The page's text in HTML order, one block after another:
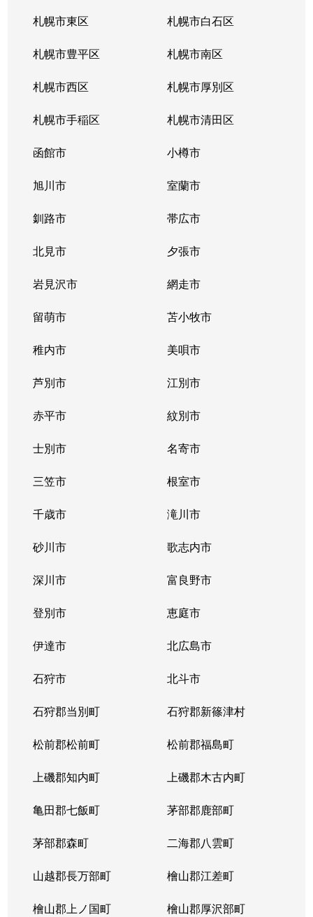
札幌市東区 札幌市白石区
札幌市豊平区 札幌市南区
札幌市西区 札幌市厚別区
札幌市手稲区 札幌市清田区
函館市 小樽市
旭川市 室蘭市
釧路市 帯広市
北見市 夕張市
岩見沢市 網走市
留萌市 苫小牧市
稚内市 美唄市
芦別市 江別市
赤平市 紋別市
士別市 名寄市
三笠市 根室市
千歳市 滝川市
砂川市 歌志内市
深川市 富良野市
登別市 恵庭市
伊達市 北広島市
石狩市 北斗市
石狩郡当別町 石狩郡新篠津村
松前郡松前町 松前郡福島町
上磯郡知内町 上磯郡木古内町
亀田郡七飯町 茅部郡鹿部町
茅部郡森町 二海郡八雲町
山越郡長万部町 檜山郡江差町
檜山郡上ノ国町 檜山郡厚沢部町